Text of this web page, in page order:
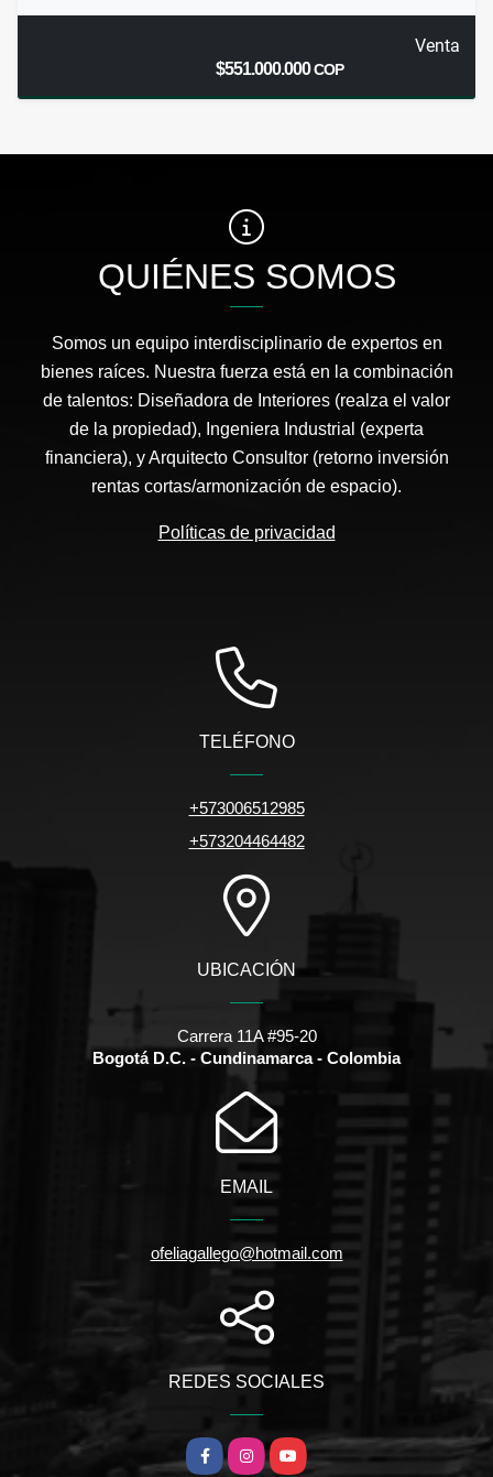
Venta
$551.000.000COP
QUIÉNES SOMOS
Somos un equipo interdisciplinario de expertos en
bienes raíces. Nuestra fuerza está en la combinación
de talentos: Diseñadora de Interiores (realza el valor
de la propiedad), Ingeniera Industrial (experta
financiera), y Arquitecto Consultor (retorno inversión
rentas cortas/armonización de espacio).
Políticas de privacidad
TELÉFONO
+573006512985
+573204464482
UBICACIÓN
Carrera 11A #95-20
Bogotá D.C. - Cundinamarca - Colombia
EMAIL
ofeliagallego@hotmail.com
REDES SOCIALES
FacebookInstagramYouTube